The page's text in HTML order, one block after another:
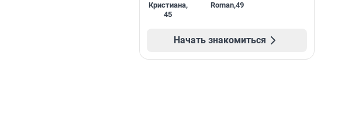
Кристиана,
45
Roman,49
Начать знакомиться